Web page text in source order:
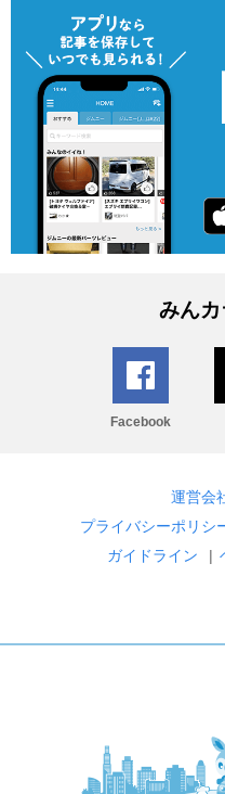
みん
Facebook
運営会
プライバシーポリシ
ガイドライン
|